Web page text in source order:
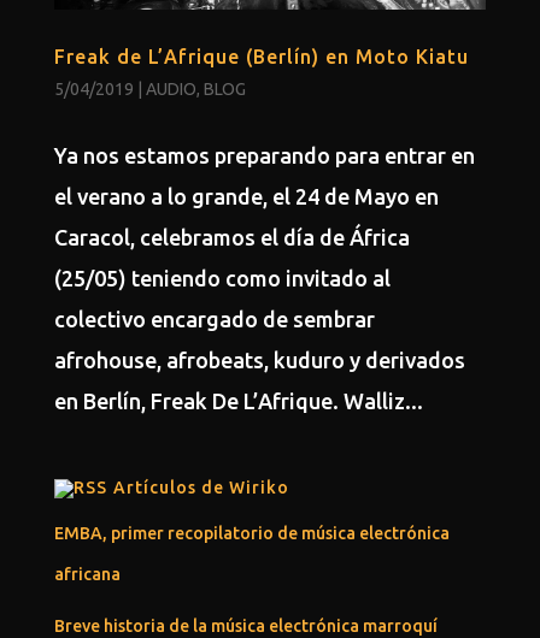
Freak de L’Afrique (Berlín) en Moto Kiatu
5/04/2019 AUDIO, BLOG
Ya nos estamos preparando para entrar en
el verano a lo grande, el 24 de Mayo en
Caracol, celebramos el día de África
(25/05) teniendo como invitado al
colectivo encargado de sembrar
afrohouse, afrobeats, kuduro y derivados
en Berlín, Freak De L’Afrique. Walliz...
Artículos de Wiriko
EMBA, primer recopilatorio de música electrónica
africana
Breve historia de la música electrónica marroquí